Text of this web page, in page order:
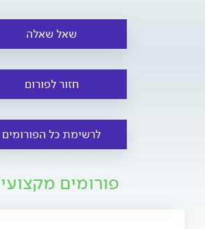
שאל שאלה
חזור לפורום
לרשימת כל הפורומים
פורומים